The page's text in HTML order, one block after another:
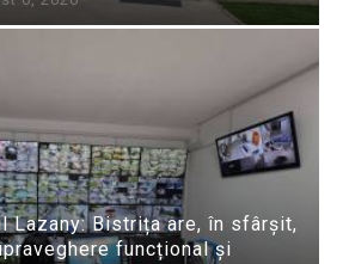
Lazany: Bistrița are, în sfârșit,
funcțional și